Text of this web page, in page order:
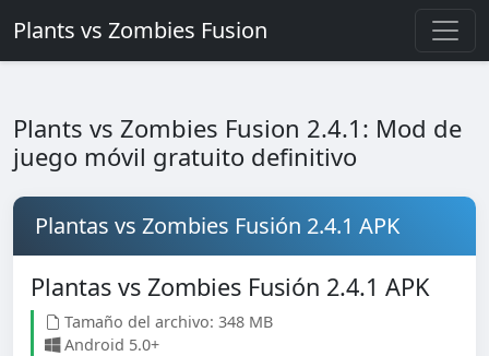
Plants vs Zombies Fusion
Plants vs Zombies Fusion 2.4.1: Mod de
juego móvil gratuito definitivo
Plantas vs Zombies Fusión 2.4.1 APK
Plantas vs Zombies Fusión 2.4.1 APK
Tamaño del archivo: 348 MB
Android 5.0+